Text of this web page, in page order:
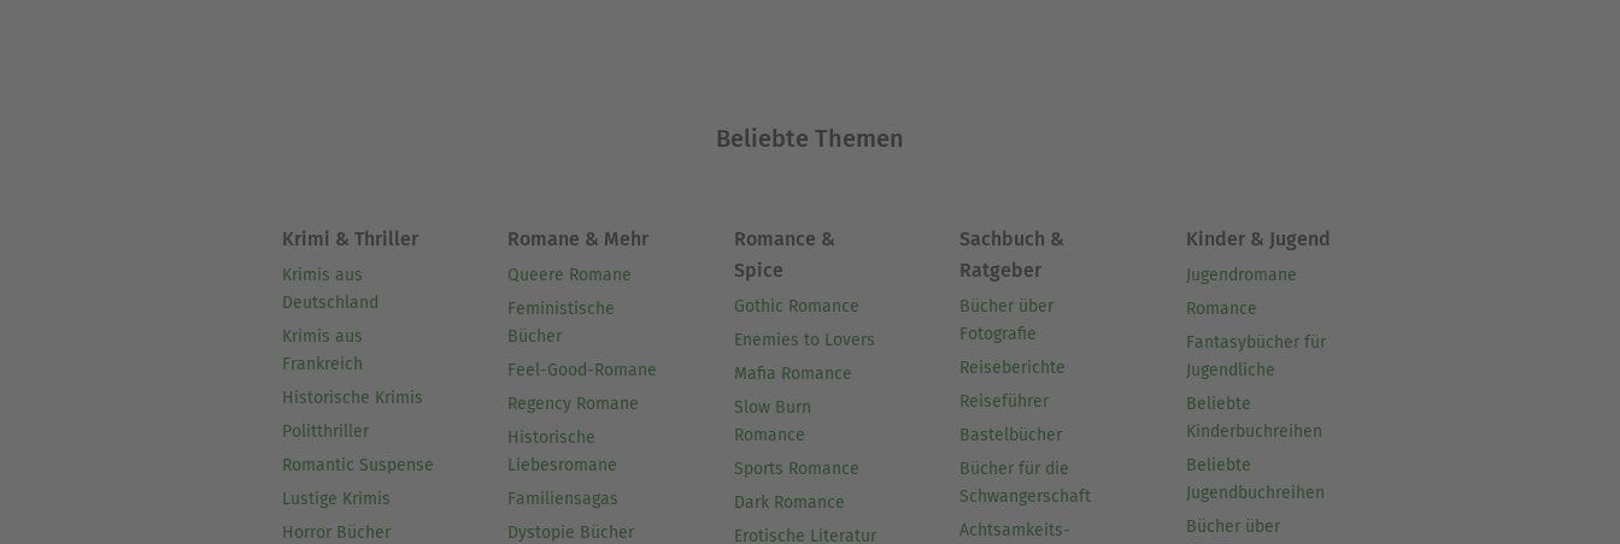
Beliebte Themen
Krimi & Thriller
Krimis aus
Deutschland
Krimis aus
Frankreich
Historische Krimis
Politthriller
Romantic Suspense
Lustige Krimis
Horror Bücher
Romane & Mehr
Queere Romane
Feministische
Bücher
Feel-Good-Romane
Regency Romane
Historische
Liebesromane
Familiensagas
Dystopie Bücher
Romance &
Spice
Gothic Romance
Enemies to Lovers
Mafia Romance
Slow Burn
Romance
Sports Romance
Dark Romance
Erotische Literatur
Sachbuch &
Ratgeber
Bücher über
Fotografie
Reiseberichte
Reiseführer
Bastelbücher
Bücher für die
Schwangerschaft
Achtsamkeits-
Kinder & Jugend
Jugendromane
Romance
Fantasybücher für
Jugendliche
Beliebte
Kinderbuchreihen
Beliebte
Jugendbuchreihen
Bücher über